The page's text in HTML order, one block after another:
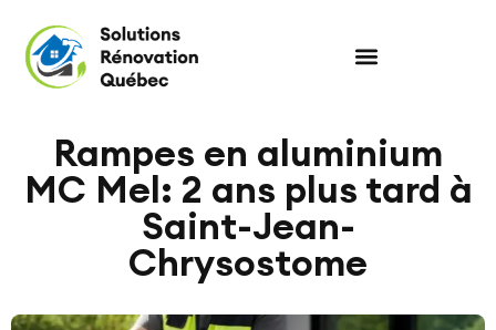
Rampes en aluminium
MC Mel: 2 ans plus tard à
Saint-Jean-
Chrysostome